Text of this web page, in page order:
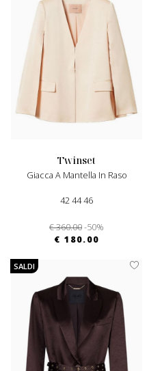
twinset
Giacca A Mantella In Raso
42 44 46
€ 360.00-50%
€ 180.00
SALDI